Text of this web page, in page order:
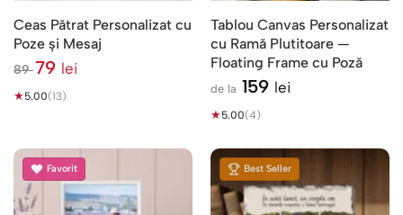
Ceas Pătrat Personalizat cu
Poze și Mesaj
89
e
79 lei
★5.00(13)
Tablou Canvas Personalizat
cu Ramă Plutitoare —
Floating Frame cu Poză
de la 159 lei
★5.00(4)
Favorit Best Seller